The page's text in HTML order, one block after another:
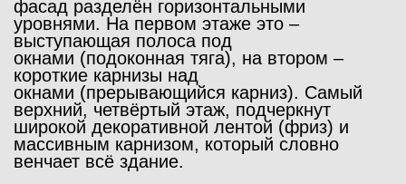
фасад разделён горизонтальными
уровнями. На первом этаже это –
выступающая полоса под
окнами (подоконная тяга), на втором –
короткие карнизы над
окнами (прерывающийся карниз). Самый
верхний, четвёртый этаж, подчеркнут
широкой декоративной лентой (фриз) и
массивным карнизом, который словно
венчает всё здание.